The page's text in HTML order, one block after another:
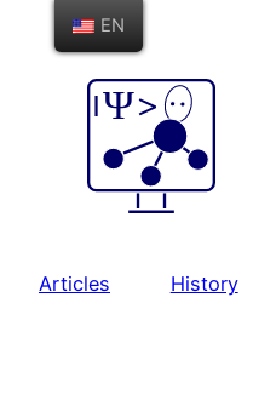
Articles History
EN